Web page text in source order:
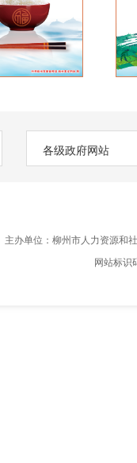
各级政府网站
主办单位：柳州市人力资源和
网站标识